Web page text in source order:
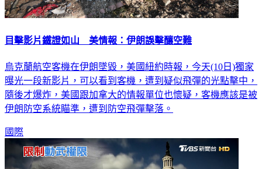
目擊影片鐵證如山 美情報：伊朗誤擊釀空難
烏克蘭航空客機在伊朗墜毀，美國紐約時報，今天(10日)獨家
曝光一段新影片，可以看到客機，遭到疑似飛彈的光點擊中，
隨後才爆炸，美國跟加拿大的情報單位也懷疑，客機應該是被
伊朗防空系統瞄準，遭到防空飛彈擊落。
國際